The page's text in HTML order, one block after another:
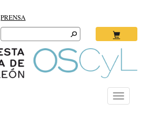
PRENSA
Search
for:
Toggle